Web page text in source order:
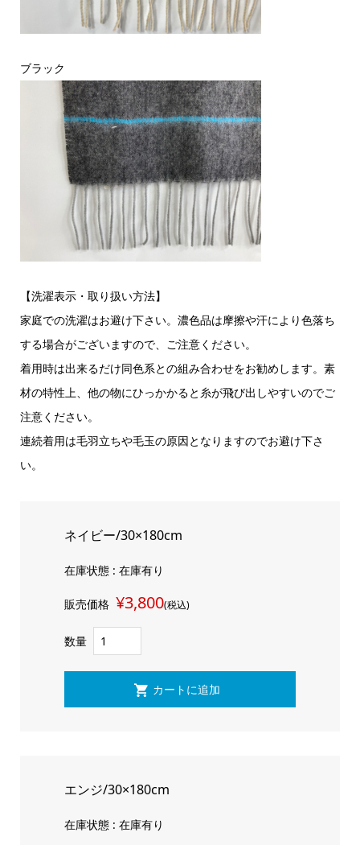
ブラック
【洗濯表示・取り扱い方法】
家庭での洗濯はお避け下さい。濃色品は摩擦や汗により色落ち
する場合がございますので、ご注意ください。
着用時は出来るだけ同色系との組み合わせをお勧めします。素
材の特性上、他の物にひっかかると糸が飛び出しやすいのでご
注意ください。
連続着用は毛羽立ちや毛玉の原因となりますのでお避け下さ
い。
ネイビー/30×180cm
在庫状態 : 在庫有り
販売価格 ¥3,800(税込)
数量
エンジ/30×180cm
在庫状態 : 在庫有り